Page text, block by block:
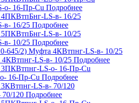
о- 16-Пр-Cu Подробнее
в- 16/25 Подробнее
в- 10/25 Подробнее
LS-в- 10/25 Подробнее
16-Пр-Cu Подробнее
120 Подробнее